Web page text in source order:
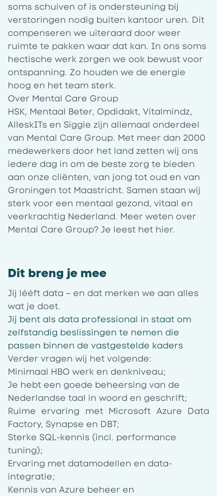
soms schuiven of is ondersteuning bij
verstoringen nodig buiten kantoor uren. Dit
compenseren we uiteraard door weer
ruimte te pakken waar dat kan. In ons soms
hectische werk zorgen we ook bewust voor
ontspanning. Zo houden we de energie
hoog en het team sterk.
Over Mental Care Group
HSK, Mentaal Beter, Opdidakt, Vitalmindz,
AlleskITs en Siggie zijn allemaal onderdeel
van Mental Care Group. Met meer dan 2000
medewerkers door het land zetten wij ons
iedere dag in om de beste zorg te bieden
aan onze cliënten, van jong tot oud en van
Groningen tot Maastricht. Samen staan wij
sterk voor een mentaal gezond, vitaal en
veerkrachtig Nederland. Meer weten over
Mental Care Group? Je leest het hier.
Dit breng je mee
Jij lééft data – en dat merken we aan alles
wat je doet.
Jij bent als data professional in staat om
zelfstandig beslissingen te nemen die
passen binnen de vastgestelde kaders
Verder vragen wij het volgende:
Minimaal HBO werk en denkniveau;
Je hebt een goede beheersing van de
Nederlandse taal in woord en geschrift;
Ruime ervaring met Microsoft Azure Data
Factory, Synapse en DBT;
Sterke SQL-kennis (incl. performance
tuning);
Ervaring met datamodellen en data-
integratie;
Kennis van Azure beheer en